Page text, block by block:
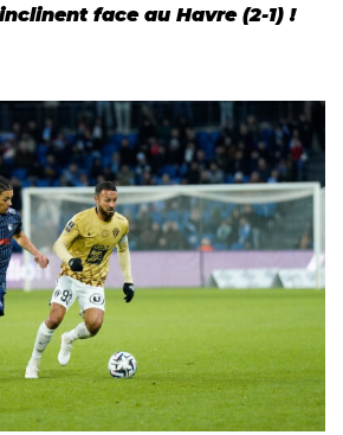
face au Havre (2-1) !